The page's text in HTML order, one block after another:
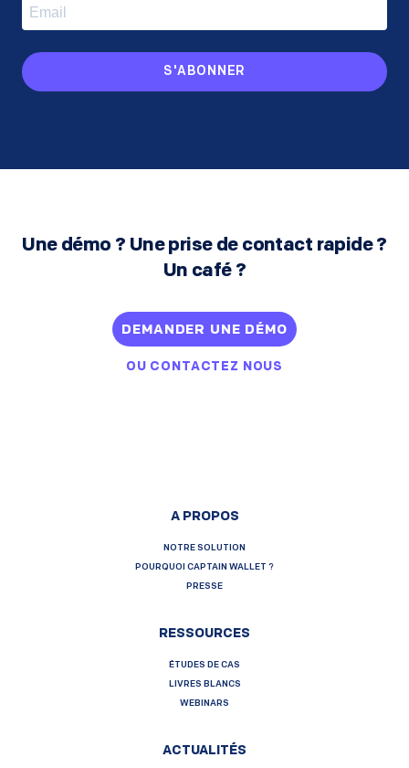
S'ABONNER
Une démo ? Une prise de contact rapide ?
Un café ?
DEMANDER UNE DÉMO
OU CONTACTEZ NOUS
A PROPOS
NOTRE SOLUTION
POURQUOI CAPTAIN WALLET ?
PRESSE
RESSOURCES
ÉTUDES DE CAS
LIVRES BLANCS
WEBINARS
ACTUALITÉS